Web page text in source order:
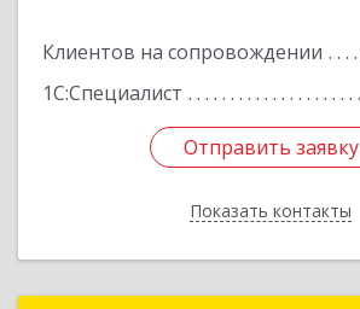
Клиентов на сопровождении
1С:Специалист
Отправить заявку
Показать контакты
Отправить заявку
Назад